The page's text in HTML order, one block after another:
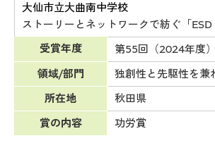
大仙市立大曲南中学校
ストーリーとネットワークで紡ぐ「ESD
受賞年度
第55回（2024年度）
領域/部門
独創性と先駆性を兼
所在地
秋田県
賞の内容
功労賞